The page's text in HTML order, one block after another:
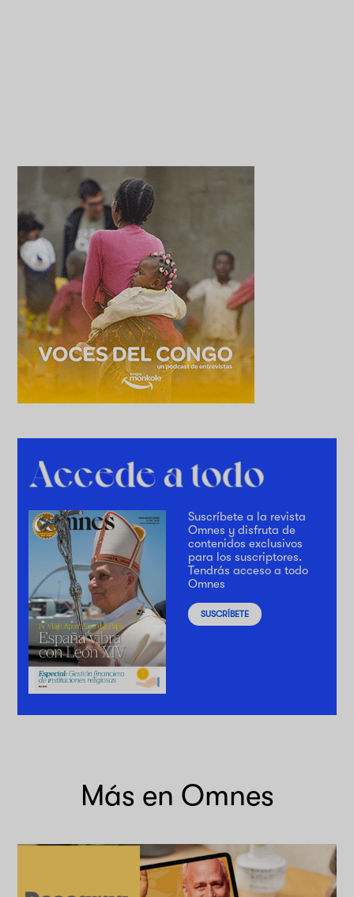
Suscríbete a la revista
Omnes y disfruta de
contenidos exclusivos
para los suscriptores.
Tendrás acceso a todo
Omnes
SUSCRÍBETE
Más en Omnes